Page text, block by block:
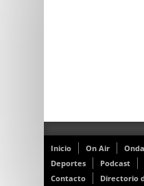
Inicio On Air
Deportes
Podcast
Contacto
Directorio